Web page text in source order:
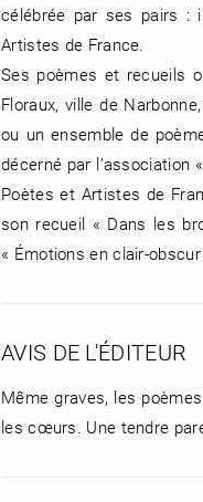
célébrée par ses pairs :
Artistes de France.
Ses poèmes et recueils
Floraux, ville de
ou un ensemble de
décerné par l’association
Poètes et Artistes de
son recueil « Dans les
« Émotions en clair-obscur
AVIS DE L'ÉDITEUR
Même graves, les
les cœurs. Une tendre